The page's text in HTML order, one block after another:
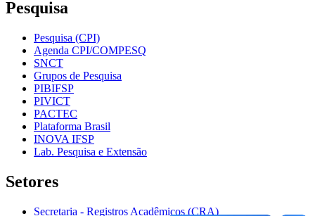
Pesquisa
Pesquisa (CPI)
Agenda CPI/COMPESQ
SNCT
Grupos de Pesquisa
PIBIFSP
PIVICT
PACTEC
Plataforma Brasil
INOVA IFSP
Lab. Pesquisa e Extensão
Setores
Secretaria - Registros Acadêmicos (CRA)